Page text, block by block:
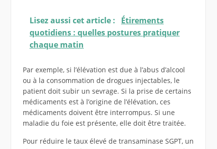
Lisez aussi cet article :
Étirements
quotidiens : quelles postures pratiquer
chaque matin
Par exemple, si l’élévation est due à l’abus d’alcool
ou à la consommation de drogues injectables, le
patient doit subir un sevrage. Si la prise de certains
médicaments est à l’origine de l’élévation, ces
médicaments doivent être interrompus. Si une
maladie du foie est présente, elle doit être traitée.
Pour réduire le taux élevé de transaminase SGPT, un